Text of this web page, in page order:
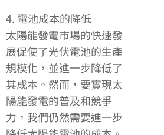
4. 電池成本的降低
太陽能發電市場的快速發
展促使了光伏電池的生產
規模化，並進一步降低了
其成本。然而，要實現太
陽能發電的普及和競爭
力，我們仍然需要進一步